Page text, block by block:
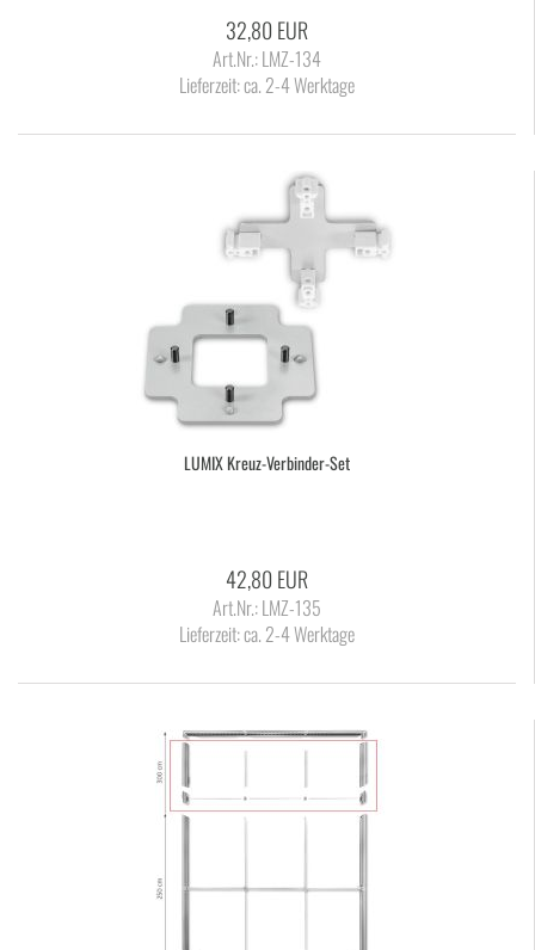
32,80 EUR
Art.Nr.: LMZ-134
Lieferzeit:ca. 2-4 Werktage
LUMIX Kreuz-​​Verbinder-​Set
42,80 EUR
Art.Nr.: LMZ-135
Lieferzeit:ca. 2-4 Werktage